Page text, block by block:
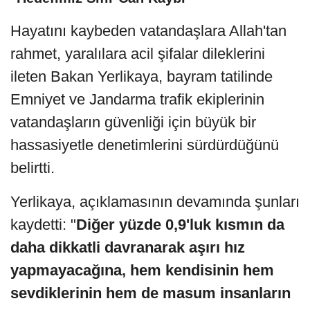
Hayatını kaybeden vatandaşlara Allah'tan
rahmet, yaralılara acil şifalar dileklerini
ileten Bakan Yerlikaya, bayram tatilinde
Emniyet ve Jandarma trafik ekiplerinin
vatandaşların güvenliği için büyük bir
hassasiyetle denetimlerini sürdürdüğünü
belirtti.
Yerlikaya, açıklamasının devamında şunları
kaydetti: "Diğer yüzde 0,9'luk kısmın da
daha dikkatli davranarak aşırı hız
yapmayacağına, hem kendisinin hem
sevdiklerinin hem de masum insanların